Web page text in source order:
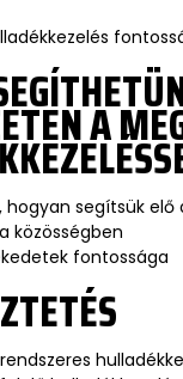
A
hogyan segítsük
közösségben
fontossága